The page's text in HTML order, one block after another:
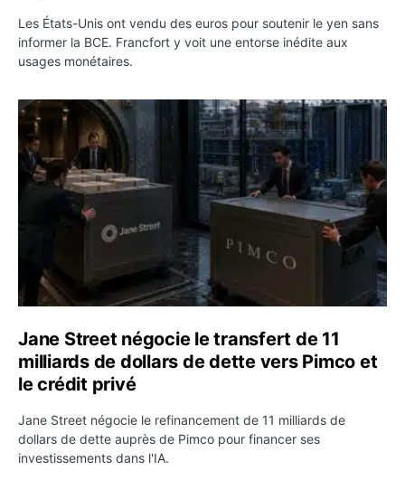
Les États-Unis ont vendu des euros pour soutenir le yen sans
informer la BCE. Francfort y voit une entorse inédite aux
usages monétaires.
Jane Street négocie le transfert de 11 milliards de
Jane Street négocie le transfert de 11
milliards de dollars de dette vers Pimco et
le crédit privé
Jane Street négocie le refinancement de 11 milliards de
dollars de dette auprès de Pimco pour financer ses
investissements dans l'IA.